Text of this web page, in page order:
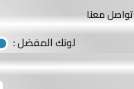
تواصل معنا
لونك المفضل :